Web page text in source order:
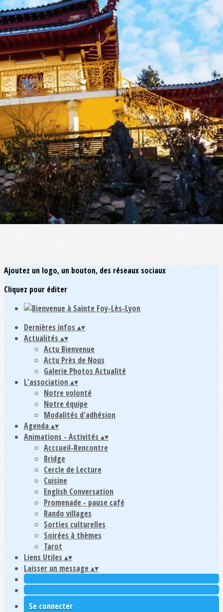
Exporter les lignes sélectionnées
Exporter toutes les colonnes
Exporter uniquement les colonnes affichées
Menu
<
>
Actu Bienvenue
Actu Près de Nous
Galerie Photos Actualité
?>
Images de la page d'accueil
Cliquez pour éditer
Ajoutez un logo, un bouton, des réseaux sociaux
Cliquez pour éditer
Dernières infos ▴▾
Actualités ▴▾
Actu Bienvenue
Actu Près de Nous
Galerie Photos Actualité
L'association ▴▾
Notre volonté
Notre équipe
Modalités d'adhésion
Agenda ▴▾
Animations - Activités ▴▾
Acccueil-Rencontre
Bridge
Cercle de Lecture
Cuisine
English Conversation
Promenade - pause café
Rando villages
Sorties culturelles
Soirées à thèmes
Tarot
Liens Utiles ▴▾
Laisser un message ▴▾
Se connecter